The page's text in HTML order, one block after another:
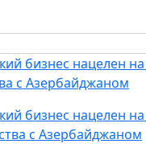
бизнес нацелен
с Азербайджаном